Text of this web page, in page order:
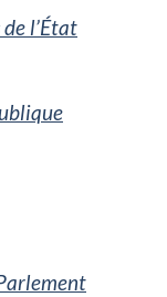
l’État